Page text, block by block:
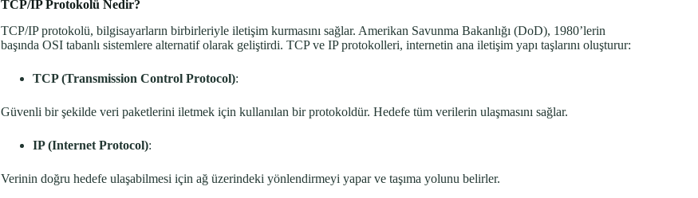
TCP/IP Protokolü Nedir?
TCP/IP protokolü, bilgisayarların birbirleriyle iletişim kurmasını sağlar. Amerikan Savunma Bakanlığı (DoD), 1980’lerin
başında OSI tabanlı sistemlere alternatif olarak geliştirdi. TCP ve IP protokolleri, internetin ana iletişim yapı taşlarını oluşturur:
TCP (Transmission Control Protocol):
Güvenli bir şekilde veri paketlerini iletmek için kullanılan bir protokoldür. Hedefe tüm verilerin ulaşmasını sağlar.
IP (Internet Protocol):
Verinin doğru hedefe ulaşabilmesi için ağ üzerindeki yönlendirmeyi yapar ve taşıma yolunu belirler.